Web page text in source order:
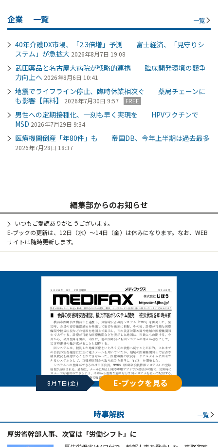
企業 一覧 一覧
40年介護DX市場、「2.3倍増」予測 富士経済、「見守りシ
ステム」が急拡大 2026年8月7日 19:08
武田薬品と名古屋大病院が戦略的連携 臨床開発環境の競争
力向上へ 2026年8月6日 10:41
地震でライフライン停止、臨時休業相次ぐ 薬局チェーンに
も影響【無料】
2026年7月30日 9:57 FREE
男性への定期接種化、一刻も早く実現を HPVワクチンで
MSD 2026年7月29日 9:34
医療機関倒産「年80件」も 帝国DB、今年上半期は過去最多
2026年7月28日 18:37
編集部からのお知らせ
いつもご愛読ありがとうございます。
E-ブックの更新は、12日（水）～14日（金）は休みになります。なお、WEB
サイトは随時更新します。
8月7日(金) E-ブックを見る
時事解説 一覧
厚労省幹部人事、次官は「労働シフト」に